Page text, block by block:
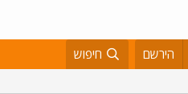
הירשם חיפוש